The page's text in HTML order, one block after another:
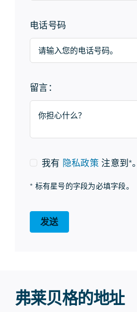
电话号码
留言：
我有 隐私政策 注意到*。
* 标有星号的字段为必填字段。
发送
弗莱贝格的地址